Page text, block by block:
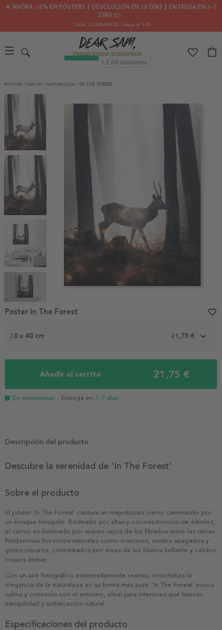
🌟 AHORA: 30% EN PÓSTERS ┃ DEVOLUCIÓN EN 30 DÍAS ┃ ENTREGA EN 2–7
DÍAS 📦✨
Code: SUMMER30, hasta el 9/8
PÓSTERS / NATUR / NATURALEZA / IN THE FOREST
1
30 x 40 cm 21,75 €
Añadir al carrito 21,75 €
En existencias - Entrega en 3-7 días
Poster In The Forest favorite_border
Descripción del producto
Descubre la serenidad de 'In The Forest'
Sobre el producto
El póster 'In The Forest' captura un majestuoso ciervo caminando por
un bosque tranquilo. Rodeado por altas y oscuras troncos de árboles,
el ciervo es iluminado por suaves rayos de luz filtrados entre las ramas.
Predominan los tonos naturales como marrones, verdes apagados y
grises oscuros, contrastados por áreas de luz blanca brillante y cálidos
toques ámbar.
Con un aire fotográfico extremadamente realista, inmortaliza la
elegancia de la naturaleza en su forma más pura. 'In The Forest' evoca
calma y conexión con el entorno, ideal para interiores que buscan
tranquilidad y sofisticación natural.
Especificaciones del producto